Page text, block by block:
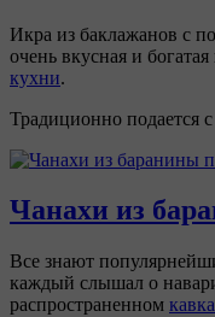
Икра из баклажанов с
очень вкусная и
кухни.
Традиционно подается
Чанахи из
Все знают
каждый слышал о
распространенном